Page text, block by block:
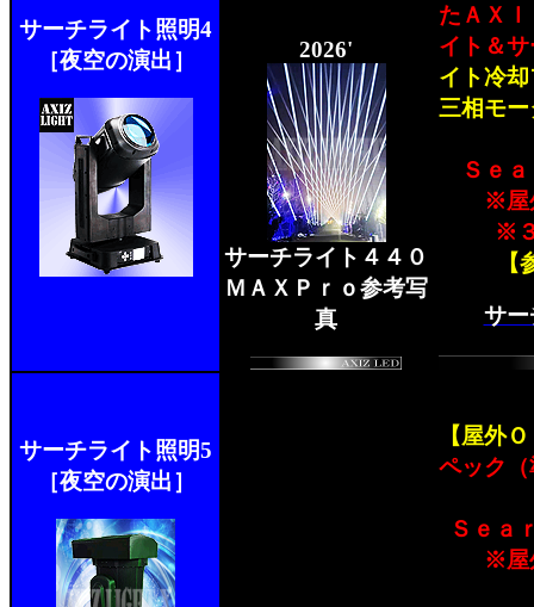
サーチライト照明4
［夜空の演出］
2026'
サーチライト４４０
ＭＡＸＰｒｏ参考写
真
たＡＸ
イト＆
イト冷
三相モ
Ｓｅ
※屋
※
サ
サーチライト照明5
［夜空の演出］
【屋外
ペック
Ｓｅａ
※屋